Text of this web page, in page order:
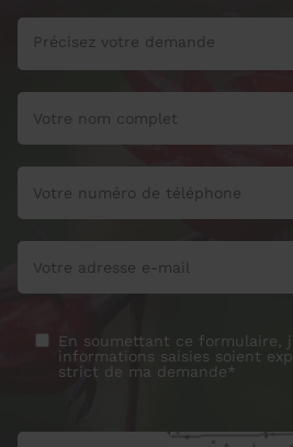
En soumettant ce formulaire,
informations saisies soient
strict de ma demande*